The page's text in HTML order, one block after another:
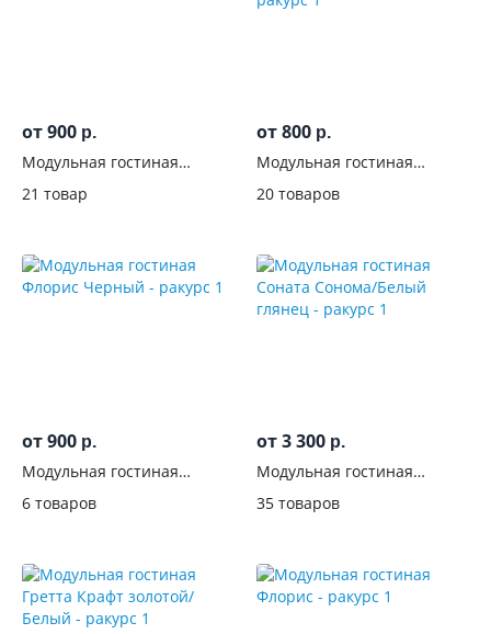
от 900 р.
Модульная гостиная
21 товар
от 800 р.
Модульная гостиная
20 товаров
от 900 р.
Модульная гостиная
6 товаров
от 3 300 р.
Модульная гостиная
глянец
35 товаров